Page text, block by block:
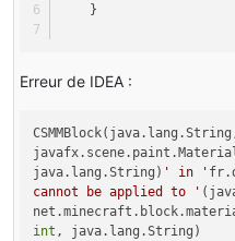
    }
Erreur de IDEA :
java.lang.String) ' in '
cannot be applied to '
int , java.lang.String)